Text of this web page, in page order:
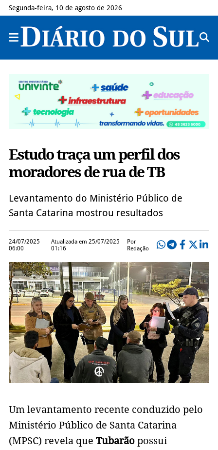
Segunda-feira, 10 de agosto de 2026
Estudo traça um perfil dos
moradores de rua de TB
Levantamento do Ministério Público de
Santa Catarina mostrou resultados
24/07/2025
06:00
Atualizada em 25/07/2025
01:16
Por
Redação
Um levantamento recente conduzido pelo
Ministério Público de Santa Catarina
(MPSC) revela que Tubarão possui